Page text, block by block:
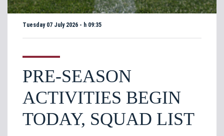
Tuesday 07 July 2026 - h 09:35
PRE-SEASON
ACTIVITIES BEGIN
TODAY, SQUAD LIST